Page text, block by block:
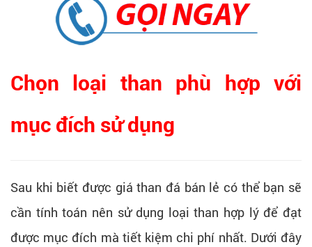
Chọn loại than phù hợp với
mục đích sử dụng
Sau khi biết được giá than đá bán lẻ có thể bạn sẽ
cần tính toán nên sử dụng loại than hợp lý để đạt
được mục đích mà tiết kiệm chi phí nhất. Dưới đây